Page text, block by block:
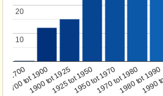
1700
1700 tot 1900
1900 tot 19251925 tot 19501950 tot 19701970 tot 19801980 tot 1990
1990
10
10
20
20